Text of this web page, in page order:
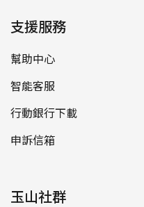
支援服務
幫助中心
智能客服
行動銀行下載
申訴信箱
玉山社群